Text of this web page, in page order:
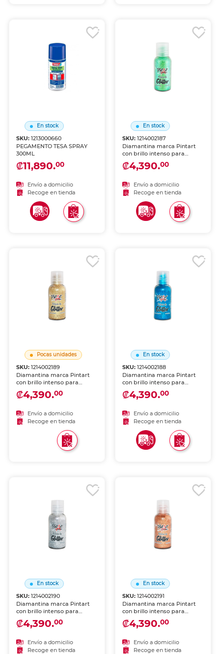
En stock
SKU:1213000660
PEGAMENTO TESA SPRAY
300ML
₡11,890.00
Envío a domicilio
Recoge en tienda
En stock
SKU: 1214002187
Diamantina marca Pintart
con brillo intenso para
manualidades y decoración.
Partículas finas que se
pegamento.
₡4,390.00
Envío a domicilio
Recoge en tienda
Pocas unidades
SKU:1214002189
Diamantina marca Pintart
con brillo intenso para
manualidades y decoración.
Partículas finas que se
pegamento.
₡4,390.00
Envío a domicilio
Recoge en tienda
En stock
SKU: 1214002188
Diamantina marca Pintart
con brillo intenso para
manualidades y decoración.
Partículas finas que se
pegamento.
₡4,390.00
Envío a domicilio
Recoge en tienda
En stock
SKU:1214002190
Diamantina marca Pintart
con brillo intenso para
manualidades y decoración.
Partículas finas que se
pegamento.
₡4,390.00
Envío a domicilio
Recoge en tienda
En stock
SKU: 1214002191
Diamantina marca Pintart
con brillo intenso para
manualidades y decoración.
Partículas finas que se
pegamento.
₡4,390.00
Envío a domicilio
Recoge en tienda